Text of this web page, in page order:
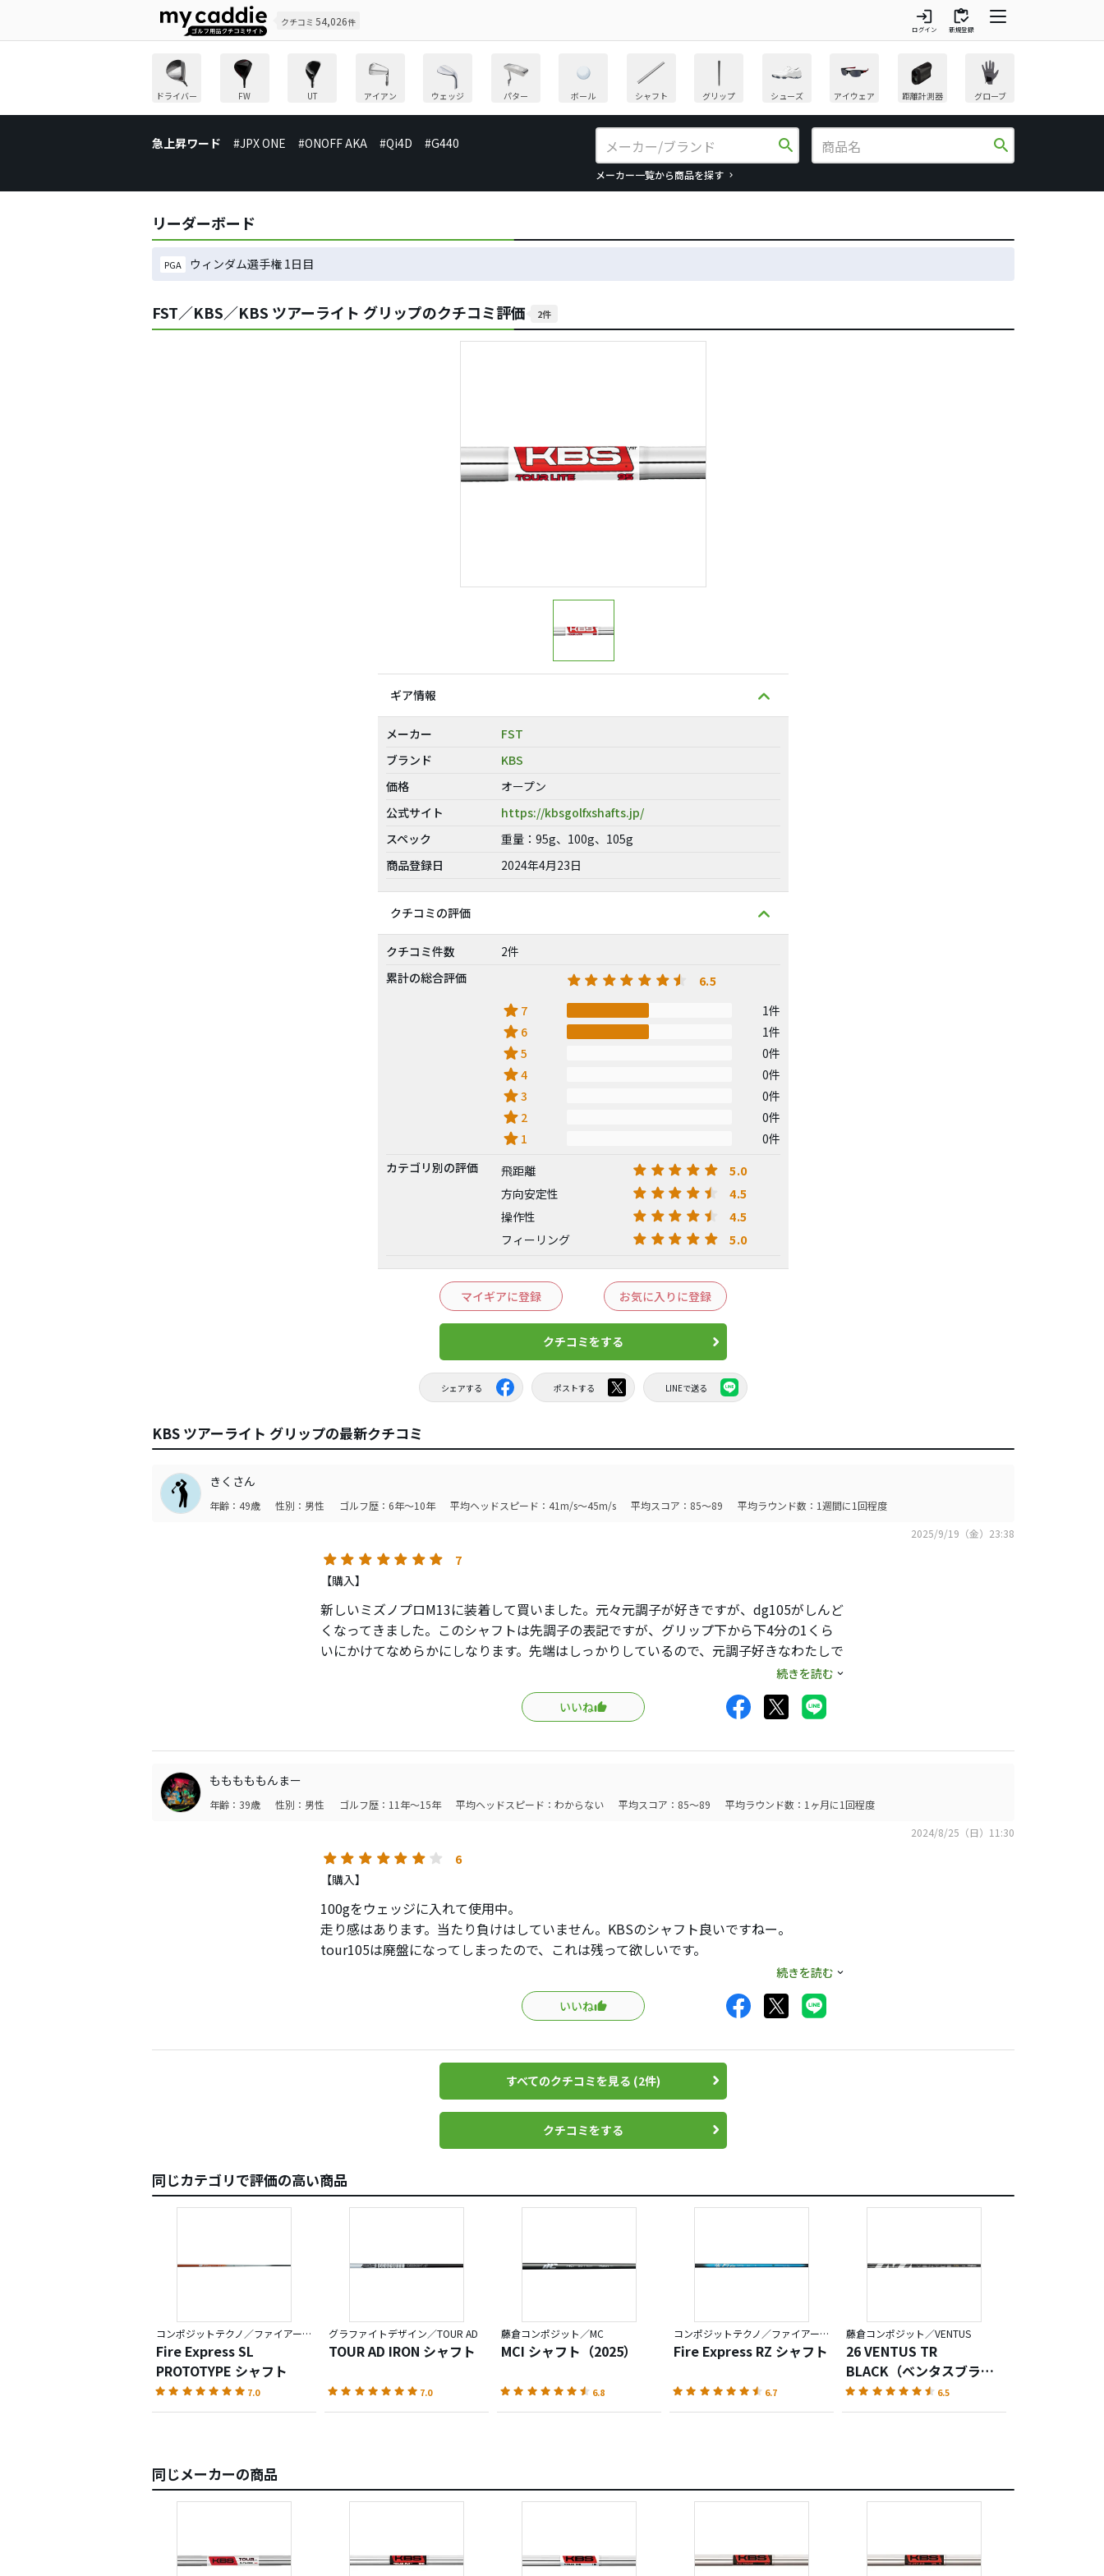
クチコミ 54,026件 login
ログイン
inventory
新規登録
ドライバー FW UT アイアン ウェッジ パター ボール シャフト グリップ シューズ アイウェア 距離計測器 グローブ
急上昇ワード #JPX ONE #ONOFF AKA #Qi4D #G440 search
メーカー一覧から商品を探す
search
リーダーボード
PGA ウィンダム選手権 1日目
FST／KBS／KBS ツアーライト グリップのクチコミ評価 2件
ギア情報
メーカー
FST
ブランド
KBS
価格
オープン
公式サイト
https://kbsgolfxshafts.jp/
スペック
重量：95g、100g、105g
商品登録日
2024年4月23日
クチコミの評価
クチコミ件数
2件
累計の総合評価
6.5
star 7 1件
star 6 1件
star5 0件
star4 0件
star3 0件
star 2 0件
star 1
0件
カテゴリ別の評価
飛距離 5.0
方向安定性 4.5
操作性 4.5
フィーリング 5.0
マイギアに登録 お気に入りに登録
クチコミをする
シェアする ポストする LINEで送る
KBS ツアーライト グリップの最新クチコミ
きくさん
年齢：49歳 性別：男性 ゴルフ歴：6年～10年 平均ヘッドスピード：41m/s～45m/s 平均スコア：85～89
平均ラウンド数：1週間に1回程度
2025/9/19（金）23:38
7
【購入】
新しいミズノプロМ13に装着して買いました。元々元調子が好きですが、dg105がしんど
くなってきました。このシャフトは先調子の表記ですが、グリップ下から下4分の1くら
いにかけてなめらかにしなります。先端はしっかりしているので、元調子好きなわたしで
もすんなりうてます。なめらかにしなってくれて、優しくたすけてくれるシャフト。非常
に万人向きに思いました。なぜかKBSとかはマイナーなイメージがあります。いろんな人
と回りますが、ほとんどヘッドスピード40前後の人が多い。そんな人にドンピシャなシ
すぎて頼りない。dg105は硬い。そんな人におすすめです。先調子の嫌なイメージはまっ
続きを読む
いいね
もももももんまー
年齢：39歳 性別：男性 ゴルフ歴：11年～15年 平均ヘッドスピード：わからない 平均スコア：85～89
平均ラウンド数：1ヶ月に1回程度
2024/8/25（日）11:30
6
【購入】
100gをウェッジに入れて使用中。
走り感はあります。当たり負けはしていません。KBSのシャフト良いですねー。
tour105は廃盤になってしまったので、これは残って欲しいです。
KBSはフレックス表記が無いものもあるので選び方が難しいですが、ハマれば良いシャフ
個人的な感想ですが、KBSは軽量シャフトが良い感じです。
続きを読む
いいね
すべてのクチコミを見る (2件)
クチコミをする
同じカテゴリで評価の高い商品
コンポジットテクノ／ファイアーエクスプレス
Fire Express SL
PROTOTYPE シャフト
7.0
グラファイトデザイン／TOUR AD
TOUR AD IRON シャフト
7.0
藤倉コンポジット／MC
MCI シャフト（2025）
6.8
コンポジットテクノ／ファイアーエクスプレス
Fire Express RZ シャフト
6.7
藤倉コンポジット／VENTUS
26 VENTUS TR
BLACK（ベンタスブラッ
ク）
6.5
同じメーカーの商品